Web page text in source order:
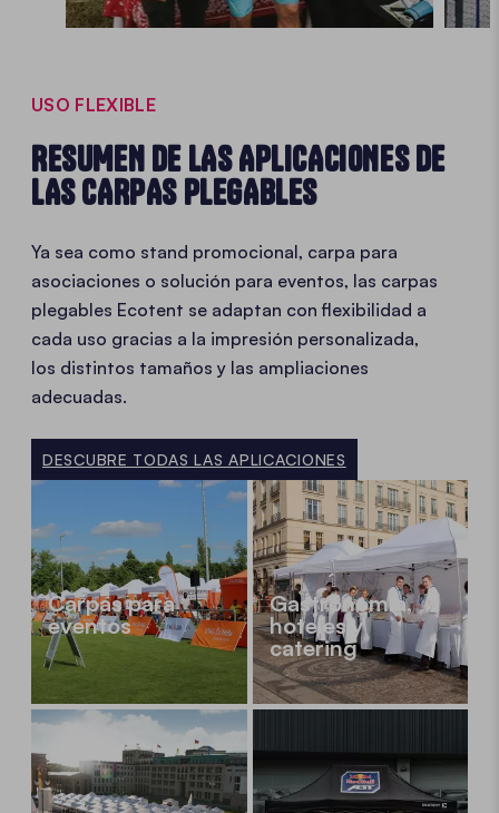
USO FLEXIBLE
RESUMEN DE LAS APLICACIONES DE
LAS CARPAS PLEGABLES
Ya sea como stand promocional, carpa para
asociaciones o solución para eventos, las carpas
plegables Ecotent se adaptan con flexibilidad a
cada uso gracias a la impresión personalizada,
los distintos tamaños y las ampliaciones
adecuadas.
DESCUBRE TODAS LAS APLICACIONES
Carpas para
eventos
Gastronomía,
hoteles y
catering